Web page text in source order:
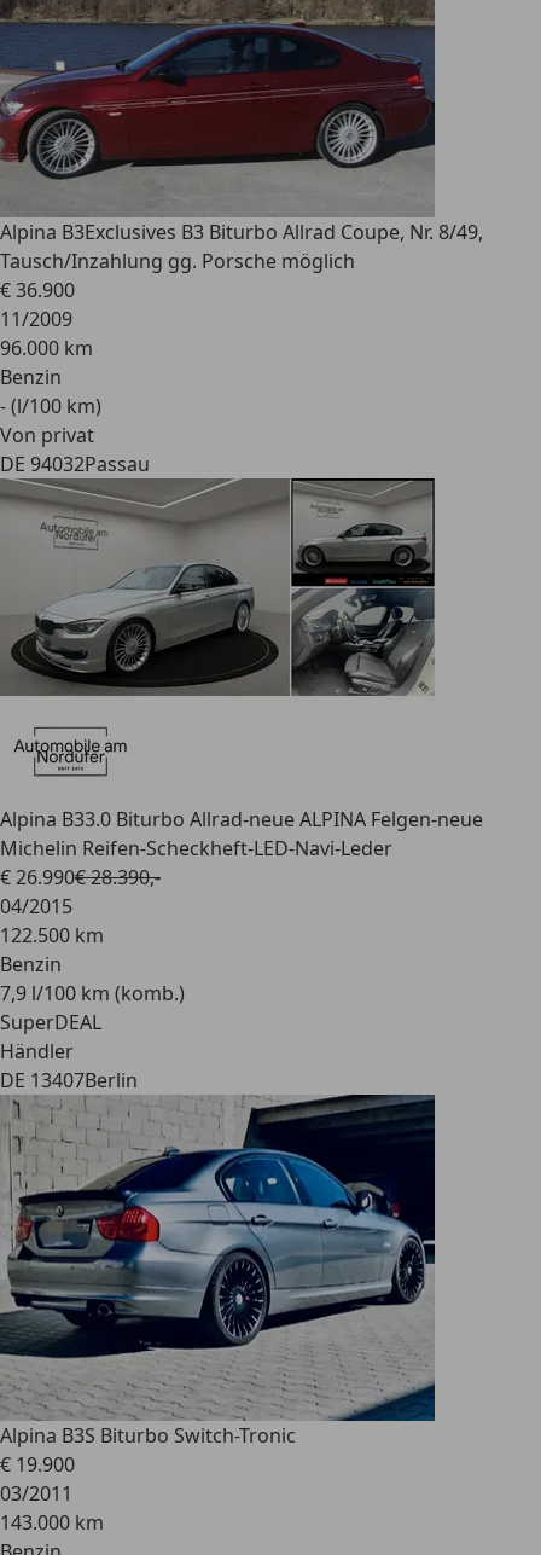
Alpina B3Exclusives B3 Biturbo Allrad Coupe, Nr. 8/49,
Tausch/Inzahlung gg. Porsche möglich
€ 36.900
11/2009
96.000 km
Benzin
- (l/100 km)
Von privat
DE 94032Passau
Alpina B33.0 Biturbo Allrad-neue ALPINA Felgen-neue
Michelin Reifen-Scheckheft-LED-Navi-Leder
€ 26.990€ 28.390,-
04/2015
122.500 km
Benzin
7,9 l/100 km (komb.)
SuperDEAL
Händler
DE 13407Berlin
Alpina B3S Biturbo Switch-Tronic
€ 19.900
03/2011
143.000 km